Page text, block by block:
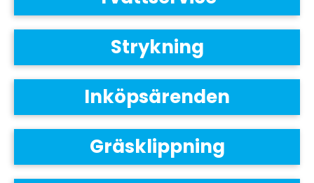
Strykning
Inköpsärenden
Gräsklippning